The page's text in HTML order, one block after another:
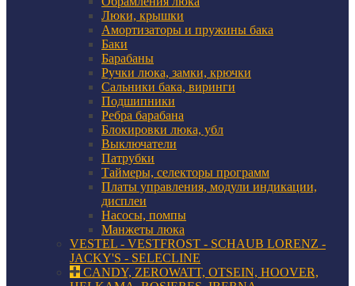
Люки, крышки
Амортизаторы и пружины бака
Баки
Барабаны
Ручки люка, замки, крючки
Сальники бака, виринги
Подшипники
Ребра барабана
Блокировки люка, убл
Выключатели
Патрубки
Таймеры, селекторы программ
Платы управления, модули индикации,
дисплеи
Насосы, помпы
Манжеты люка
VESTEL - VESTFROST - SCHAUB LORENZ -
JACKY'S - SELECLINE
CANDY, ZEROWATT, OTSEIN, HOOVER,